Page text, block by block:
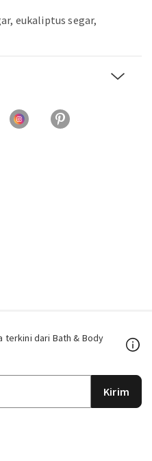
eukaliptus segar,
terkini dari Bath & Body
Kirim